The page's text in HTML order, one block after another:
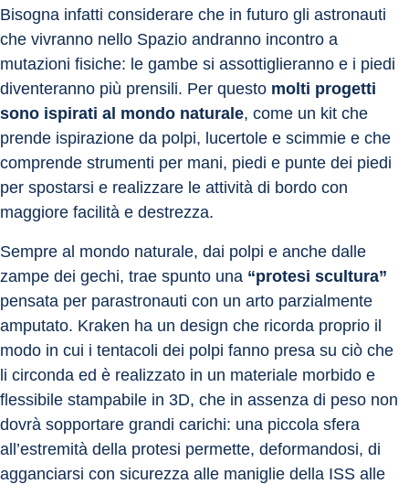
Bisogna infatti considerare che in futuro gli astronauti
che vivranno nello Spazio andranno incontro a
mutazioni fisiche: le gambe si assottiglieranno e i piedi
diventeranno più prensili. Per questo molti progetti
sono ispirati al mondo naturale, come un kit che
prende ispirazione da polpi, lucertole e scimmie e che
comprende strumenti per mani, piedi e punte dei piedi
per spostarsi e realizzare le attività di bordo con
maggiore facilità e destrezza.
Sempre al mondo naturale, dai polpi e anche dalle
zampe dei gechi, trae spunto una “protesi scultura”
pensata per parastronauti con un arto parzialmente
amputato. Kraken ha un design che ricorda proprio il
modo in cui i tentacoli dei polpi fanno presa su ciò che
li circonda ed è realizzato in un materiale morbido e
flessibile stampabile in 3D, che in assenza di peso non
dovrà sopportare grandi carichi: una piccola sfera
all’estremità della protesi permette, deformandosi, di
agganciarsi con sicurezza alle maniglie della ISS alle